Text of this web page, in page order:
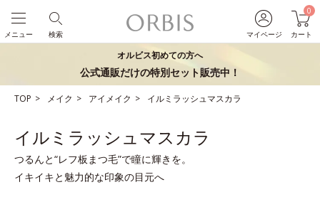
マイページ
0
カート
検索
メニュー
オルビス初めての方へ
公式通販だけの特別セット販売中！
TOP メイク アイメイク イルミラッシュマスカラ
イルミラッシュマスカラ
つるんと“レフ板まつ毛”で瞳に輝きを。
イキイキと魅力的な印象の目元へ